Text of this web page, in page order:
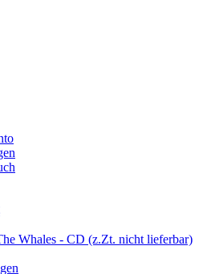
Whales - CD (z.Zt. nicht lieferbar)